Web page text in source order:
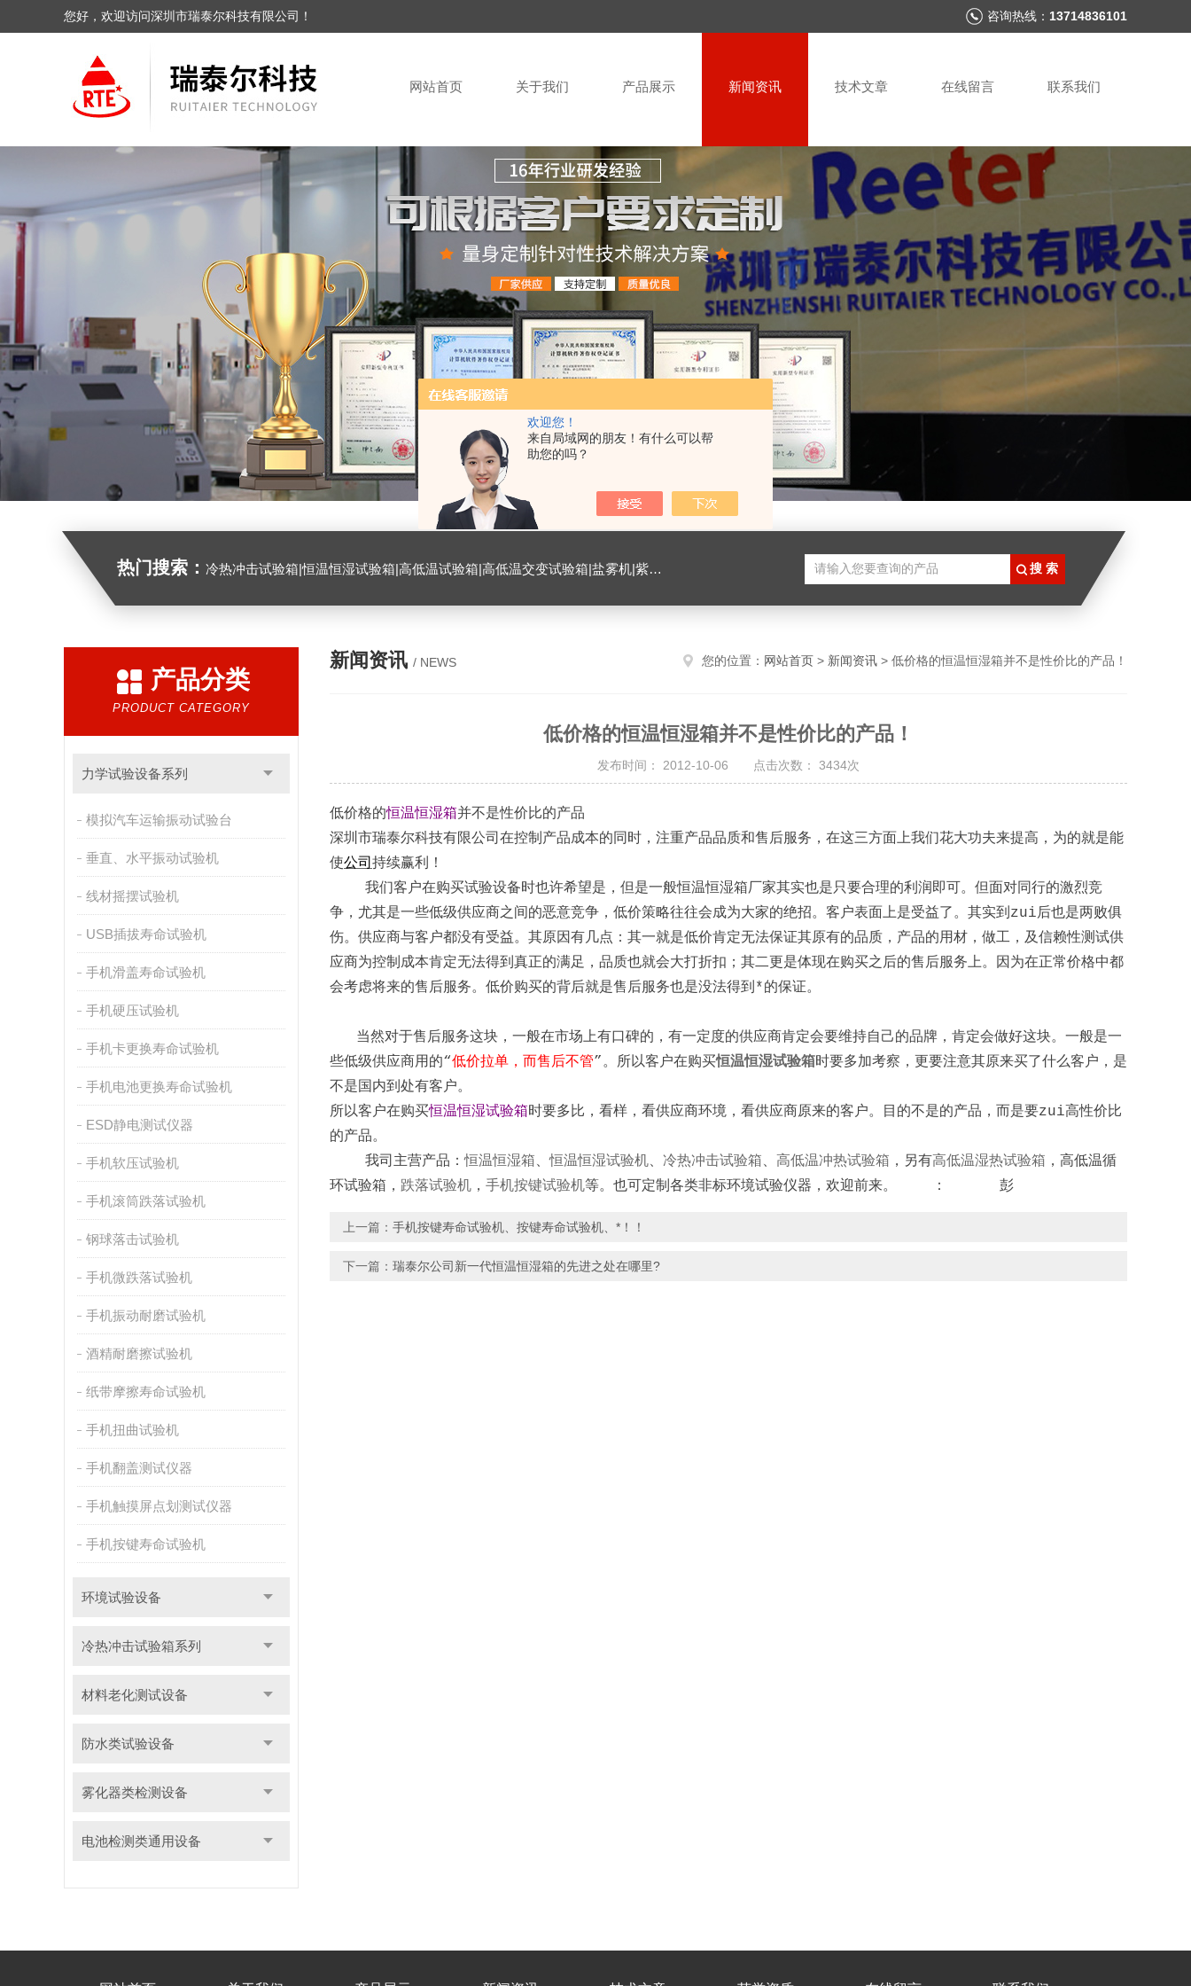
欢迎您！
来自局域网的朋友！有什么可以帮
助您的吗？
您好，欢迎访问深圳市瑞泰尔科技有限公司！ 咨询热线： 13714836101
网站首页 关于我们 产品展示 新闻资讯 技术文章 在线留言 联系我们
热门搜索： 冷热冲击试验箱|恒温恒湿试验箱|高低温试验箱|高低温交变试验箱|盐雾机|紫外线试验机|淋雨试验箱|臭氧试验箱|振动试验台|ESD测试仪|恒温恒湿试验室|氙灯老化试验箱|砂尘试验箱|手机微跌落试验机|手机扭转试验机
产品分类
PRODUCT CATEGORY
力学试验设备系列
模拟汽车运输振动试验台
垂直、水平振动试验机
线材摇摆试验机
USB插拔寿命试验机
手机滑盖寿命试验机
手机硬压试验机
手机卡更换寿命试验机
手机电池更换寿命试验机
ESD静电测试仪器
手机软压试验机
手机滚筒跌落试验机
钢球落击试验机
手机微跌落试验机
手机振动耐磨试验机
酒精耐磨擦试验机
纸带摩擦寿命试验机
手机扭曲试验机
手机翻盖测试仪器
手机触摸屏点划测试仪器
手机按键寿命试验机
环境试验设备
冷热冲击试验箱系列
材料老化测试设备
防水类试验设备
雾化器类检测设备
电池检测类通用设备
新闻资讯 / NEWS 您的位置： 网站首页 > 新闻资讯 > 低价格的恒温恒湿箱并不是性价比的产品！
低价格的恒温恒湿箱并不是性价比的产品！
发布时间： 2012-10-06 点击次数： 3434次
低价格的恒温恒湿箱并不是性价比的产品
深圳市瑞泰尔科技有限公司在控制产品成本的同时，注重产品品质和售后服务，在这三方面上我们花大功夫来提高，为的就是能
使公司 持续赢利！
我们客户在购买试验设备时也许希望是，但是一般恒温恒湿箱厂家其实也是只要合理的利润即可。但面对同行的激烈竞
争，尤其是一些低级供应商之间的恶意竞争，低价策略往往会成为大家的绝招。客户表面上是受益了。其实到zui后也是两败俱
伤。供应商与客户都没有受益。其原因有几点：其一就是低价肯定无法保证其原有的品质，产品的用材，做工，及信赖性测试供
应商为控制成本肯定无法得到真正的满足，品质也就会大打折扣；其二更是体现在购买之后的售后服务上。因为在正常价格中都
会考虑将来的售后服务。低价购买的背后就是售后服务也是没法得到*的保证。
当然对于售后服务这块，一般在市场上有口碑的，有一定度的供应商肯定会要维持自己的品牌，肯定会做好这块。一般是一
些低级供应商用的“低价拉单，而售后不管”。所以客户在购买恒温恒湿试验箱时要多加考察，更要注意其原来买了什么客户，是
不是国内到处有客户。
所以客户在购买恒温恒湿试验箱时要多比，看样，看供应商环境，看供应商原来的客户。目的不是的产品，而是要zui高性价比
的产品。
我司主营产品：恒温恒湿箱、恒温恒湿试验机、 冷热冲击试验箱、 高低温冲热试验箱 ，另有高低温湿热试验箱 ，高低温循
环试验箱， 跌落试验机 ， 手机按键试验机等。也可定制各类非标环境试验仪器，欢迎前来。 ： 彭
上一篇： 手机按键寿命试验机、按键寿命试验机、*！！
下一篇： 瑞泰尔公司新一代恒温恒湿箱的先进之处在哪里?